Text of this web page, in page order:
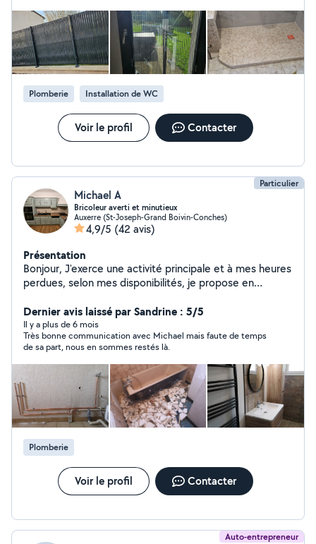
Plomberie Installation de WC
Voir le profil Contacter
Particulier
Michael A
Bricoleur averti et minutieux
Auxerre (St-Joseph-Grand Boivin-Conches)
4,9/5 (42 avis)
Présentation
Bonjour, J'exerce une activité principale et à mes heures
perdues, selon mes disponibilités, je propose en
rénovation. J'ai refait entièrement ma maison ainsi que
des appartements. Electricité (avec diplôme dans ce
domaine) , plomberie, placo, peinture, montage et
installation de meuble (cuisine et divers), pose de
parquet, carrelage, faience.. J'ai également des
connaissances de base en mécanique. N'hésitez pas à
me contacter.
Dernier avis laissé par Sandrine : 5/5
Il y a plus de 6 mois
Très bonne communication avec Michael mais faute de temps
de sa part, nous en sommes restés là.
Plomberie
Voir le profil Contacter
Auto-entrepreneur